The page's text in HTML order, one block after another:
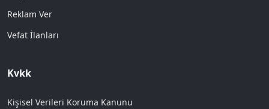
Reklam Ver
Vefat İlanları
Kvkk
Kişisel Verileri Koruma Kanunu